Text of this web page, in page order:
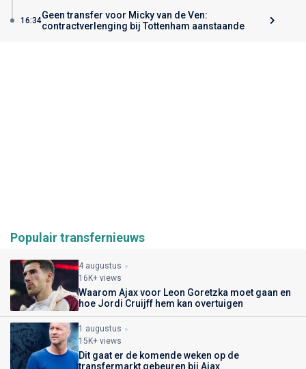
16:34Geen transfer voor Micky van de Ven:
contractverlenging bij Tottenham aanstaande
Populair transfernieuws
4 augustus
16K+ views
Waarom Ajax voor Leon Goretzka moet gaan en
hoe Jordi Cruijff hem kan overtuigen
1 augustus
15K+ views
Dit gaat er de komende weken op de
transfermarkt gebeuren bij Ajax